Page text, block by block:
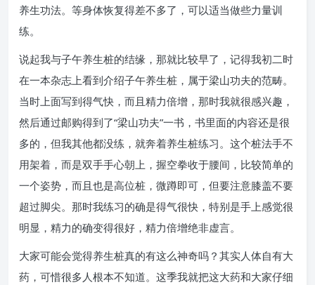
养生功法。等身体恢复得差不多了，可以适当做些力量训
练。
说起我与子午养生桩的结缘，那就比较早了，记得我初二时
在一本杂志上看到介绍子午养生桩，属于梁山功夫的范畴。
当时上面写到得气快，而且精力倍增，那时我就很感兴趣，
然后通过邮购得到了“梁山功夫”一书，书里面的内容还是很
多的，但我其他都没练，就奔着养生桩练习。这个桩法手不
用架着，而是双手手心朝上，握空拳收于腰间，比较简单的
一个姿势，而且也是高位桩，微蹲即可，但要注意膝盖不要
超过脚尖。那时我练习的确是得气很快，特别是手上感觉很
明显，精力的确变得很好，精力倍增绝非虚言。
大家可能会觉得养生桩真的有这么神奇吗？其实人体自有大
药，可惜很多人根本不知道。这季我就把这大药和大家仔细